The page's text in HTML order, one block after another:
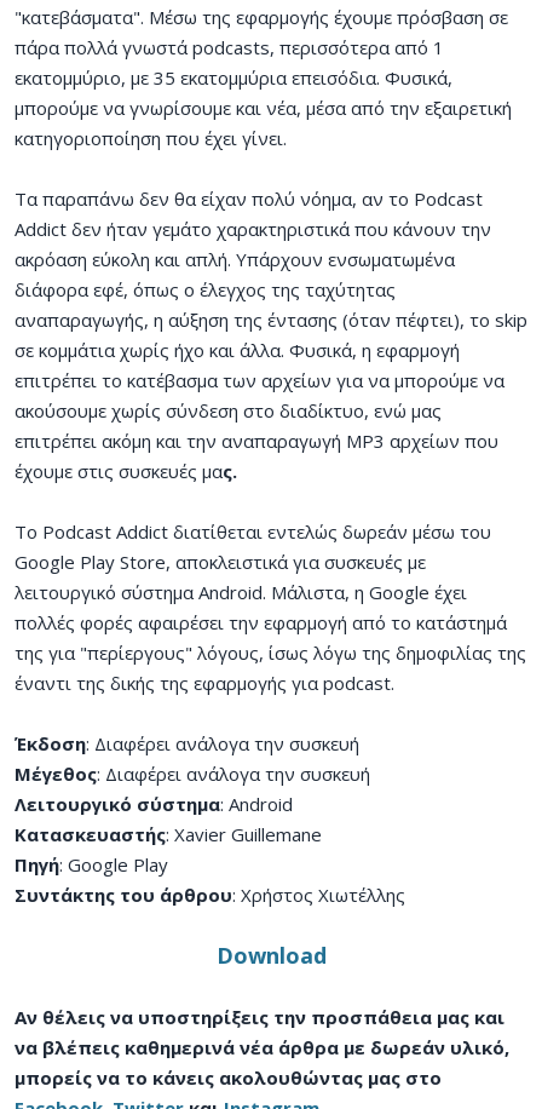
"κατεβάσματα". Μέσω της εφαρμογής έχουμε πρόσβαση σε
πάρα πολλά γνωστά podcasts, περισσότερα από 1
εκατομμύριο, με 35 εκατομμύρια επεισόδια. Φυσικά,
μπορούμε να γνωρίσουμε και νέα, μέσα από την εξαιρετική
κατηγοριοποίηση που έχει γίνει.
Τα παραπάνω δεν θα είχαν πολύ νόημα, αν το Podcast
Addict δεν ήταν γεμάτο χαρακτηριστικά που κάνουν την
ακρόαση εύκολη και απλή. Υπάρχουν ενσωματωμένα
διάφορα εφέ, όπως ο έλεγχος της ταχύτητας
αναπαραγωγής, η αύξηση της έντασης (όταν πέφτει), το skip
σε κομμάτια χωρίς ήχο και άλλα. Φυσικά, η εφαρμογή
επιτρέπει το κατέβασμα των αρχείων για να μπορούμε να
ακούσουμε χωρίς σύνδεση στο διαδίκτυο, ενώ μας
επιτρέπει ακόμη και την αναπαραγωγή MP3 αρχείων που
έχουμε στις συσκευές μας.
Το Podcast Addict διατίθεται εντελώς δωρεάν μέσω του
Google Play Store, αποκλειστικά για συσκευές με
λειτουργικό σύστημα Android. Μάλιστα, η Google έχει
πολλές φορές αφαιρέσει την εφαρμογή από το κατάστημά
της για "περίεργους" λόγους, ίσως λόγω της δημοφιλίας της
έναντι της δικής της εφαρμογής για podcast.
Έκδοση: Διαφέρει ανάλογα την συσκευή
Μέγεθος: Διαφέρει ανάλογα την συσκευή
Λειτουργικό σύστημα: Android
Κατασκευαστής: Xavier Guillemane
Πηγή: Google Play
Συντάκτης του άρθρου: Χρήστος Χιωτέλλης
Download
Αν θέλεις να υποστηρίξεις την προσπάθεια μας και
να βλέπεις καθημερινά νέα άρθρα με δωρεάν υλικό,
μπορείς να το κάνεις ακολουθώντας μας στο